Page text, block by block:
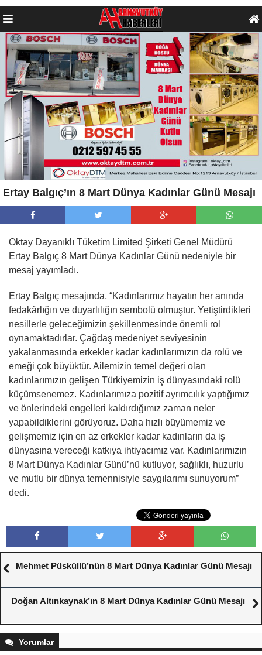
Ertay Balgıç’ın 8 Mart Dünya Kadınlar Günü Mesajı
Oktay Dayanıklı Tüketim Limited Şirketi Genel Müdürü
Ertay Balgıç 8 Mart Dünya Kadınlar Günü nedeniyle bir
mesaj yayımladı.
Ertay Balgıç mesajında, “Kadınlarımız hayatın her anında
fedakârlığın ve duyarlılığın sembolü olmuştur. Yetiştirdikleri
nesillerle geleceğimizin şekillenmesinde önemli rol
oynamaktadırlar. Çağdaş medeniyet seviyesinin
yakalanmasında erkekler kadar kadınlarımızın da rolü ve
emeği çok büyüktür. Ailemizin temel değeri olan
kadınlarımızın gelişen Türkiyemizin iş dünyasındaki rolü
küçümsenemez. Kadınlarımıza pozitif ayrımcılık yaptığımız
ve önlerindeki engelleri kaldırdığımız zaman neler
yapabildiklerini görüyoruz. Daha hızlı büyümemiz ve
gelişmemiz için en az erkekler kadar kadınların da iş
dünyasına vereceği katkıya ihtiyacımız var. Kadınlarımızın
8 Mart Dünya Kadınlar Günü’nü kutluyor, sağlıklı, huzurlu
ve mutlu bir dünya temennisiyle saygılarımı sunuyorum”
dedi.
Mehmet Püsküllü’nün 8 Mart Dünya Kadınlar Günü Mesajı
Doğan Altınkaynak’ın 8 Mart Dünya Kadınlar Günü Mesajı
Yorumlar